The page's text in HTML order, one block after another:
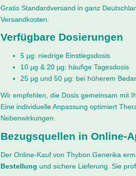
Gratis Standardversand in ganz
Versandkosten.
Verfügbare Dosierungen
5 µg: niedrige Einstiegsdosis
10 µg & 20 µg: häufige Tagesdosis
25 µg und 50 µg: bei höherem
Wir empfehlen, die Dosis gemeinsam mit
Eine individuelle Anpassung optimiert
Nebenwirkungen.
Bezugsquellen in Online-
Der Online-Kauf von Thybon Generika
Bestellung und sichere Lieferung. Sie